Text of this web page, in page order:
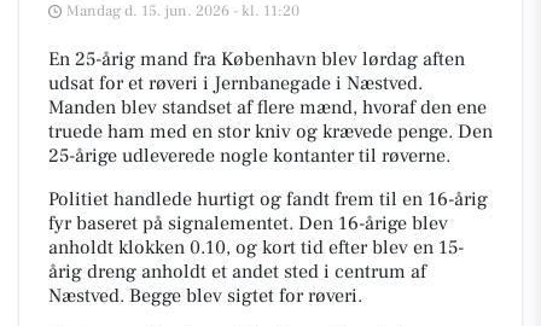
Mandag d. 15. jun. 2026 - kl. 11:20
En 25-årig mand fra København blev lørdag aften
udsat for et røveri i Jernbanegade i Næstved.
Manden blev standset af flere mænd, hvoraf den ene
truede ham med en stor kniv og krævede penge. Den
25-årige udleverede nogle kontanter til røverne.
Politiet handlede hurtigt og fandt frem til en 16-årig
fyr baseret på signalementet. Den 16-årige blev
anholdt klokken 0.10, og kort tid efter blev en 15-
årig dreng anholdt et andet sted i centrum af
Næstved. Begge blev sigtet for røveri.